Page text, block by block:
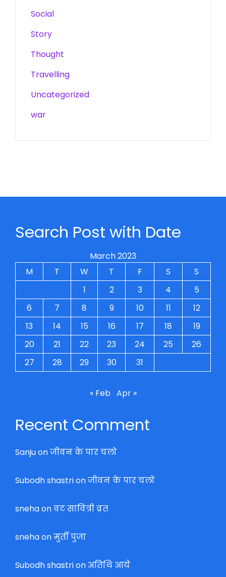
Social
Story
Thought
Travelling
Uncategorized
war
Search Post with Date
March 2023
M
T W T F S
S
1
2 3 4
5
6
7 8 9 10 11
12
13
14 15 16 17 18
19
20
21 22 23 24 25
26
27
28 29 30 31
« Feb Apr »
Recent Comment
Sanjuonजीवन के पार चलो
Subodh shastrionजीवन के पार चलो
snehaonवट सावित्री व्रत
snehaonमुर्ती पुजा
Subodh shastrionअतिथि आये